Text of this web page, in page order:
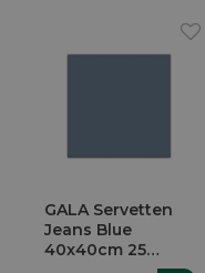
GALA Servetten
Jeans Blue
40x40cm 25